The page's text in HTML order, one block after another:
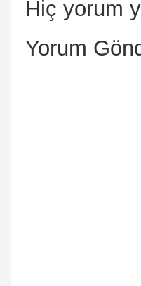
Hiç yorum
Yorum